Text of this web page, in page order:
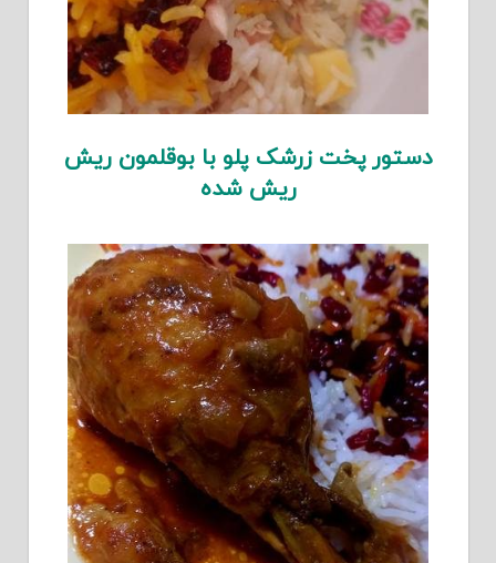
دستور پخت زرشک پلو با بوقلمون ریش
ریش شده